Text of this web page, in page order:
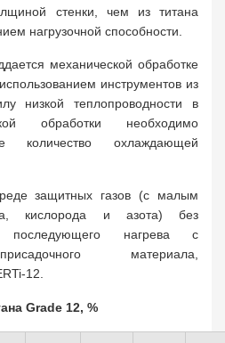
стенки, чем из титана
нагрузочной способности.
механической обработке
инструментов из
низкой теплопроводности в
обработки необходимо
количество охлаждающей
защитных газов (с малым
кислорода и азота) без
последующего нагрева с
материала,
12.
Grade 12, %